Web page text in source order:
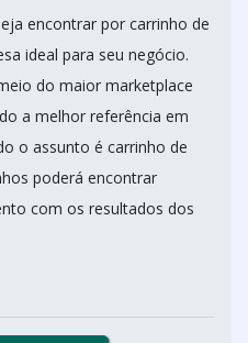
encontrar por carrinho de
ideal para seu negócio.
do maior marketplace
a melhor referência em
o assunto é carrinho de
poderá encontrar
com os resultados dos